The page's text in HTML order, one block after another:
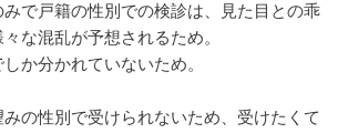
で戸籍の性別での検診は、見た目との乖
な混乱が予想されるため。
か分かれていないため。
の性別で受けられないため、受けたくて